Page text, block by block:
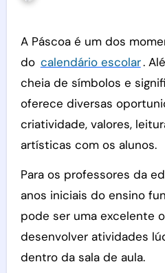
A Páscoa é um dos momentos mais especiais
do calendário escolar.
cheia de símbolos e
oferece diversas
criatividade, valores,
artísticas com os alunos.
Para os professores da
anos iniciais do ensino
pode ser uma excelente
desenvolver atividades
dentro da sala de aula.